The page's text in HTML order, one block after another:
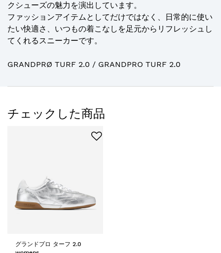
クシューズの魅力を演出しています。
ファッションアイテムとしてだけではなく、日常的に使い
たい快適さ、いつもの着こなしを足元からリフレッシュし
てくれるスニーカーです。
GRANDPRØ TURF 2.0 / GRANDPRO TURF 2.0
チェックした商品
グランドプロ ターフ 2.0